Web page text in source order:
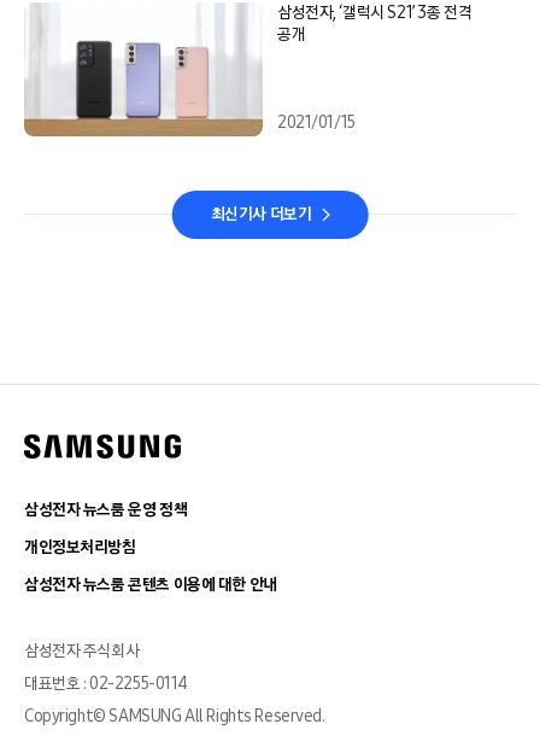
삼성전자, ‘갤럭시 S21’ 3종 전격
공개
2021/01/15
최신기사 더보기
삼성전자 뉴스룸 운영 정책
개인정보처리방침
삼성전자 뉴스룸 콘텐츠 이용에 대한 안내
삼성전자 주식회사
대표번호 : 02-2255-0114
Copyright© SAMSUNG All Rights Reserved.